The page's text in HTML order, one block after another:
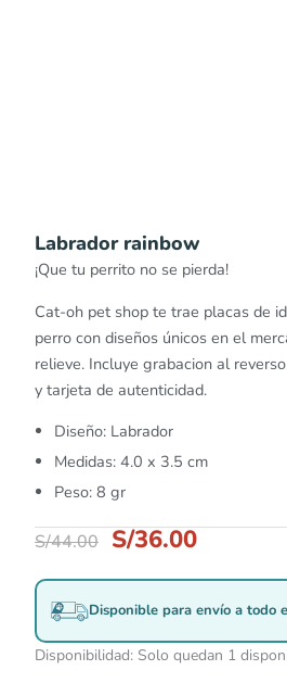
Labrador rainbow
¡Que tu perrito no se pierda!
Cat-oh pet shop te trae placas de
perro con diseños únicos en el
relieve. Incluye grabacion al
y tarjeta de autenticidad.
Diseño: Labrador
Medidas: 4.0 x 3.5 cm
Peso: 8 gr
S/44.00 S/36.00
Disponible para envío a todo
Disponibilidad: Solo quedan 1